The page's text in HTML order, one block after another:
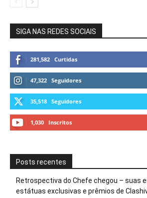
SIGA NAS REDES SOCIAIS
281,582 Curtidas
47,322 Seguidores
35,518 Seguidores
1,030 Inscritos
Posts recentes
Retrospectiva do Chefe chegou – suas
estátuas exclusivas e prêmios de